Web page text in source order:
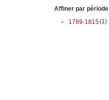
Affiner par période
•
1789-1815(1)